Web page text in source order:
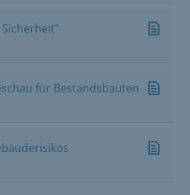
für Bestandsbauten